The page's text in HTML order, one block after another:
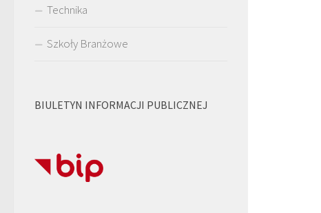
Technika
Szkoły Branżowe
BIULETYN INFORMACJI PUBLICZNEJ